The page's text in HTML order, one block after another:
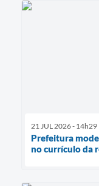
21 JUL 2026 - 14h29
Prefeitura
no currículo da